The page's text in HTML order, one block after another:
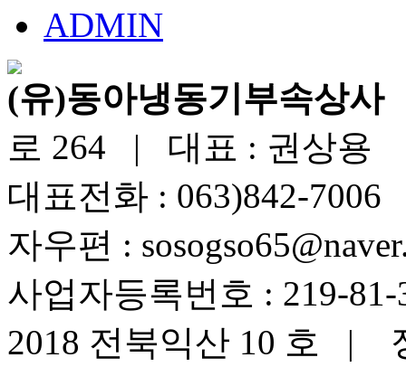
ADMIN
(유)동아냉동기부속상사|
로 264 | 대표 : 권상용
대표전화 : 063)842-
자우편 :
사업자등록번호 : 219-
2018 전북익산 10 호 |